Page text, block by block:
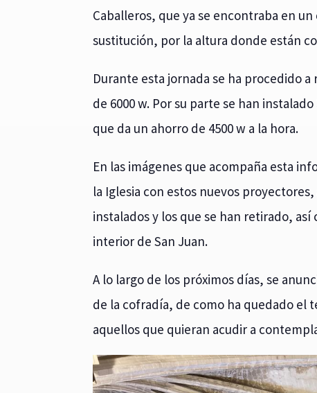
Caballeros, que ya se encontraba en
sustitución, por la altura donde están
Durante esta jornada se ha procedido
de 6000 w. Por su parte se han
que da un ahorro de 4500 w a la hora.
En las imágenes que acompaña esta
la Iglesia con estos nuevos
instalados y los que se han retirado,
interior de San Juan.
A lo largo de los próximos días, se
de la cofradía, de como ha quedado el
aquellos que quieran acudir a